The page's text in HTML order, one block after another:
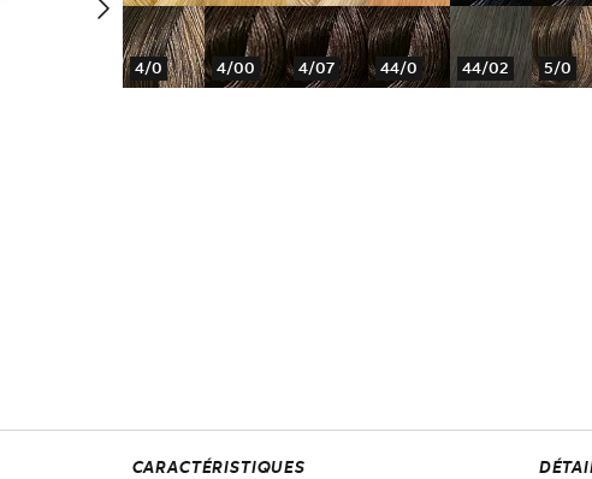
4/0 4/00 4/07 44/0 44/02 5/0
CARACTÉRISTIQUES